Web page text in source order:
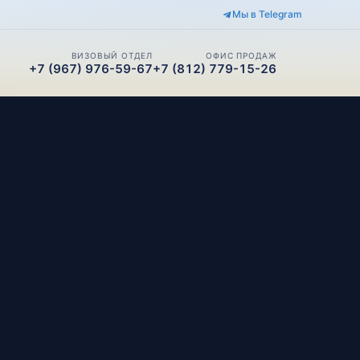
Мы в Telegram
ВИЗОВЫЙ ОТДЕЛ
+7 (967) 976-59-67
ОФИС ПРОДАЖ
+7 (812) 779-15-26